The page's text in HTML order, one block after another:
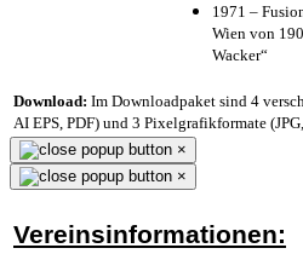
1971 –
Wien von
Wacker“
Download: Im Downloadpaket sind 4
AI EPS, PDF) und 3 Pixelgrafikformate
×
×
Vereinsinformationen: